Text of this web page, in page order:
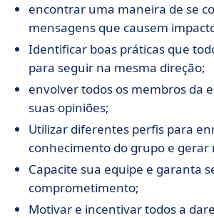
encontrar uma maneira de se
mensagens que causem
Identificar boas práticas que
para seguir na mesma direção;
envolver todos os membros da
suas opiniões;
Utilizar diferentes perfis para
conhecimento do grupo e gerar
Capacite sua equipe e garanta
comprometimento;
Motivar e incentivar todos a